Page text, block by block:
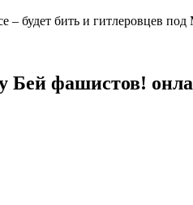
– будет бить и гитлеровцев
Бей фашистов!